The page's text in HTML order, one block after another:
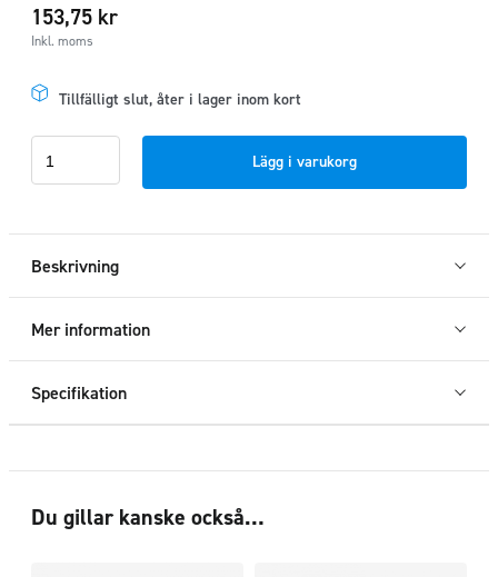
153,75 kr
Inkl. moms
Tillfälligt slut, åter i lager inom kort
CANBUS
mängd
Lägg i varukorg
Beskrivning
Mer information
Specifikation
Du gillar kanske också…